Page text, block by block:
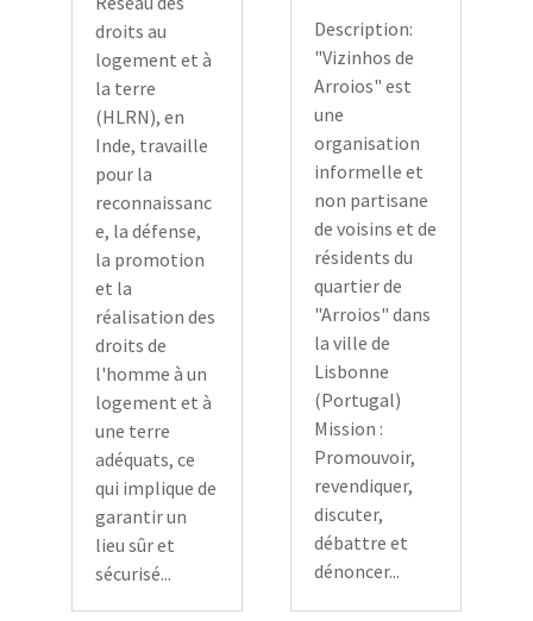
droits au
logement et à
la terre
(HLRN), en
Inde, travaille
pour la
reconnaissanc
e, la défense,
la promotion
et la
réalisation des
droits de
l'homme à un
logement et à
une terre
adéquats, ce
qui implique de
garantir un
lieu sûr et
sécurisé...
Description:
"Vizinhos de
Arroios" est
une
organisation
informelle et
non partisane
de voisins et de
résidents du
quartier de
"Arroios" dans
la ville de
Lisbonne
(Portugal)
Mission :
Promouvoir,
revendiquer,
discuter,
débattre et
dénoncer...